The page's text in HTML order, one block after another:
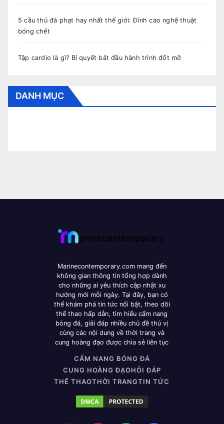
5 cầu thủ đá phạt hay nhất thế giới: Đỉnh cao nghệ thuật
bóng chết
Tập cardio là gì? Bí quyết bắt đầu hành trình đốt mỡ
DANH MỤC
Marinecontemporary.com mang đến
không gian thông tin tổng hợp dành
cho những ai yêu thích cập nhật xu
hướng mới mỗi ngày. Tại đây, bạn có
thể khám phá tin tức nổi bật, theo dõi
thể thao hấp dẫn, tìm hiểu cẩm nang
bóng đá, giải đáp nhiều chủ đề thú vị
cùng các nội dung về thời trang và
cung hoàng đạo được chia sẻ liên tục
CẨM NANG BÓNG ĐÁ
CUNG HOÀNG ĐẠOHỎI ĐÁP
THỂ THAOTHỜI TRANGTIN TỨC